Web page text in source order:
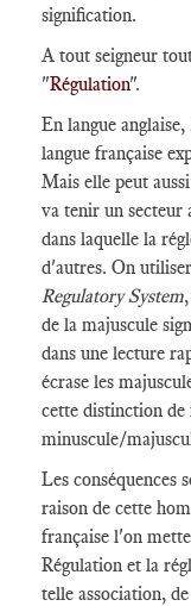
signification.
A tout seigneur
"Régulation".
En langue anglaise,
langue française
Mais elle peut
va tenir un secteur
dans laquelle la
d'autres. On
Regulatory System
de la majuscule
dans une lecture
écrase les
cette distinction
minuscule/
Les conséquences
raison de cette
française l'on
Régulation et la
telle association,